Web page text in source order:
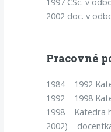
2002 doc. v
Pracovné
1984 – 1992
1992 – 1998
1998 – Katedra
2002) –